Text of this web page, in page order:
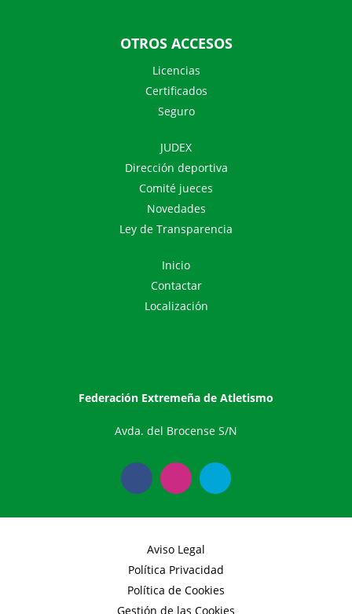
OTROS ACCESOS
Licencias
Certificados
Seguro
JUDEX
Dirección deportiva
Comité jueces
Novedades
Ley de Transparencia
Inicio
Contactar
Localización
Federación Extremeña de Atletismo
Avda. del Brocense S/N
Aviso Legal
Política Privacidad
Política de Cookies
Gestión de las Cookies